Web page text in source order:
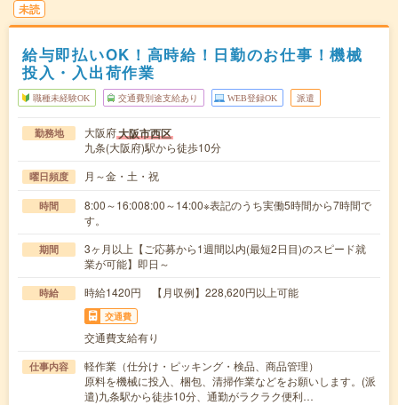
未読
給与即払いOK！高時給！日勤のお仕事！機械
投入・入出荷作業
職種未経験OK 交通費別途支給あり WEB登録OK 派遣
勤務地 大阪府大阪市西区
九条(大阪府)駅から徒歩10分
曜日頻度 月～金・土・祝
時間
8:00～16:008:00～14:00※表記のうち実働5時間から7時間で
す。
期間
3ヶ月以上【ご応募から1週間以内(最短2日目)のスピード就
業が可能】即日～
時給 時給1420円 【月収例】228,620円以上可能
交通費
交通費支給有り
仕事内容
軽作業（仕分け・ピッキング・検品、商品管理）
原料を機械に投入、梱包、清掃作業などをお願いします。(派
遣)九条駅から徒歩10分、通勤がラクラク便利…